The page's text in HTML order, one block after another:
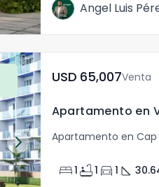
Angel Luis
USD	65,007Venta
Apartamento en
bed1 bathtub1 directions_car 1 square_foot